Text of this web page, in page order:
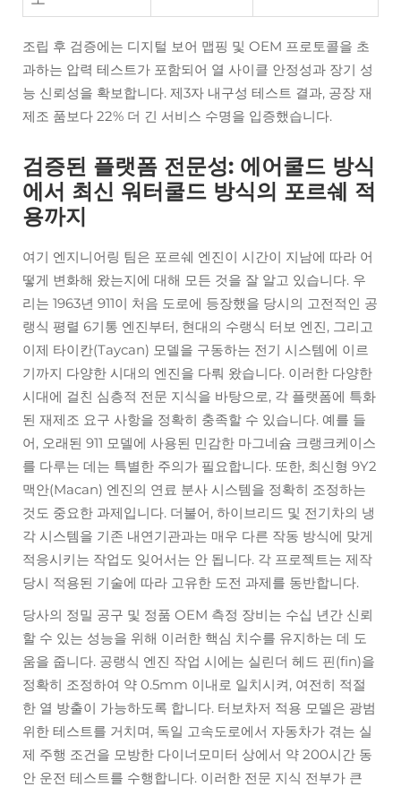
조립 후 검증에는 디지털 보어 맵핑 및 OEM 프로토콜을 초
과하는 압력 테스트가 포함되어 열 사이클 안정성과 장기 성
능 신뢰성을 확보합니다. 제3자 내구성 테스트 결과, 공장 재
제조 품보다 22% 더 긴 서비스 수명을 입증했습니다.
검증된 플랫폼 전문성: 에어쿨드 방식
에서 최신 워터쿨드 방식의 포르쉐 적
용까지
여기 엔지니어링 팀은 포르쉐 엔진이 시간이 지남에 따라 어
떻게 변화해 왔는지에 대해 모든 것을 잘 알고 있습니다. 우
리는 1963년 911이 처음 도로에 등장했을 당시의 고전적인 공
랭식 평렬 6기통 엔진부터, 현대의 수랭식 터보 엔진, 그리고
이제 타이칸(Taycan) 모델을 구동하는 전기 시스템에 이르
기까지 다양한 시대의 엔진을 다뤄 왔습니다. 이러한 다양한
시대에 걸친 심층적 전문 지식을 바탕으로, 각 플랫폼에 특화
된 재제조 요구 사항을 정확히 충족할 수 있습니다. 예를 들
어, 오래된 911 모델에 사용된 민감한 마그네슘 크랭크케이스
를 다루는 데는 특별한 주의가 필요합니다. 또한, 최신형 9Y2
맥안(Macan) 엔진의 연료 분사 시스템을 정확히 조정하는
것도 중요한 과제입니다. 더불어, 하이브리드 및 전기차의 냉
각 시스템을 기존 내연기관과는 매우 다른 작동 방식에 맞게
적응시키는 작업도 잊어서는 안 됩니다. 각 프로젝트는 제작
당시 적용된 기술에 따라 고유한 도전 과제를 동반합니다.
당사의 정밀 공구 및 정품 OEM 측정 장비는 수십 년간 신뢰
할 수 있는 성능을 위해 이러한 핵심 치수를 유지하는 데 도
움을 줍니다. 공랭식 엔진 작업 시에는 실린더 헤드 핀(fin)을
정확히 조정하여 약 0.5mm 이내로 일치시켜, 여전히 적절
한 열 방출이 가능하도록 합니다. 터보차저 적용 모델은 광범
위한 테스트를 거치며, 독일 고속도로에서 자동차가 겪는 실
제 주행 조건을 모방한 다이너모미터 상에서 약 200시간 동
안 운전 테스트를 수행합니다. 이러한 전문 지식 전부가 큰